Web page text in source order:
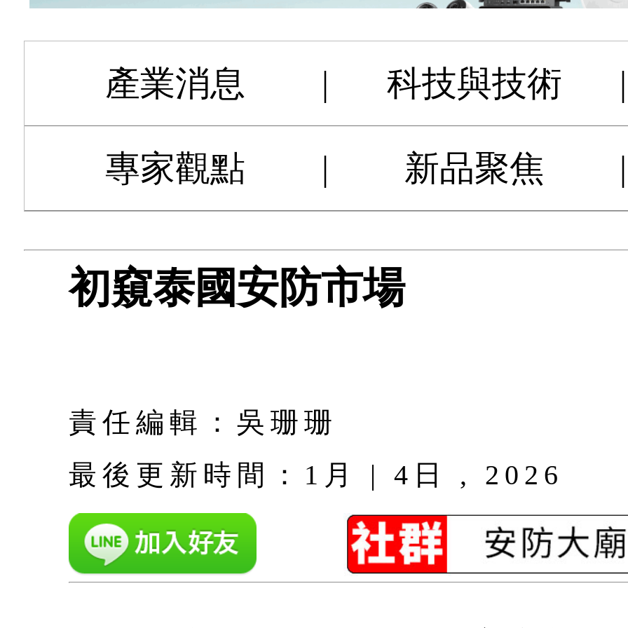
產業消息 | 科技與技術 |
專家觀點 | 新品聚焦 |
初窺泰國安防市場
責任編輯：吳珊珊
最後更新時間：1月 | 4日 , 2026